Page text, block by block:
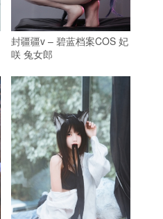
封疆疆v – 碧蓝档案COS 妃
咲 兔女郎